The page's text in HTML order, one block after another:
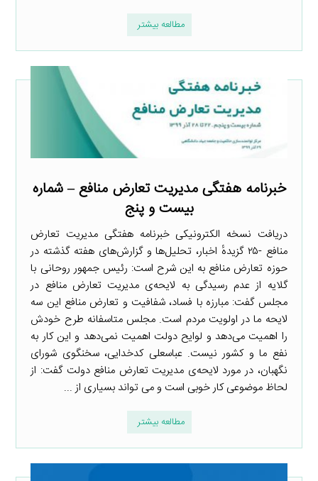
مطالعه بیشتر
خبرنامه هفتگی مدیریت تعارض منافع – شماره
بیست و پنج
دریافت نسخه الکترونیکی خبرنامه هفتگی مدیریت تعارض
منافع -۲۵ گزیدهٔ اخبار، تحلیل‌ها و گزارش‌های هفته گذشته در
حوزه تعارض منافع به این شرح است: رئیس جمهور روحانی با
گلایه از عدم رسیدگی به لایحه‌ی مدیریت تعارض منافع در
مجلس گفت: مبارزه با فساد، شفافیت و تعارض منافع این سه
لایحه ما در اولویت مردم است. مجلس متاسفانه طرح خودش
را اهمیت می‌دهد و لوایح دولت اهمیت نمی‌دهد و این کار به
نفع ما و کشور نیست. عباسعلی کدخدایی، سخنگوی شورای
نگهبان، در مورد لایحه‌ی مدیریت تعارض منافع دولت گفت: از
لحاظ موضوعی کار خوبی است و می تواند بسیاری از ...
مطالعه بیشتر